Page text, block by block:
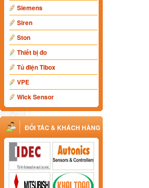
Siemens
Siren
Ston
Thiết bị đo
Tủ điện Tibox
VPE
Wick Sensor
ĐỐI TÁC & KHÁCH HÀNG